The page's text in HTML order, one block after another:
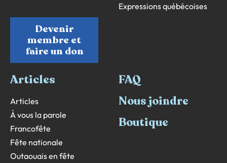
Devenir
membre et
faire un don
Expressions québécoises
Articles
Articles
À vous la parole
Francofête
Fête nationale
Outaouais en fête
FAQ
Nous joindre
Boutique